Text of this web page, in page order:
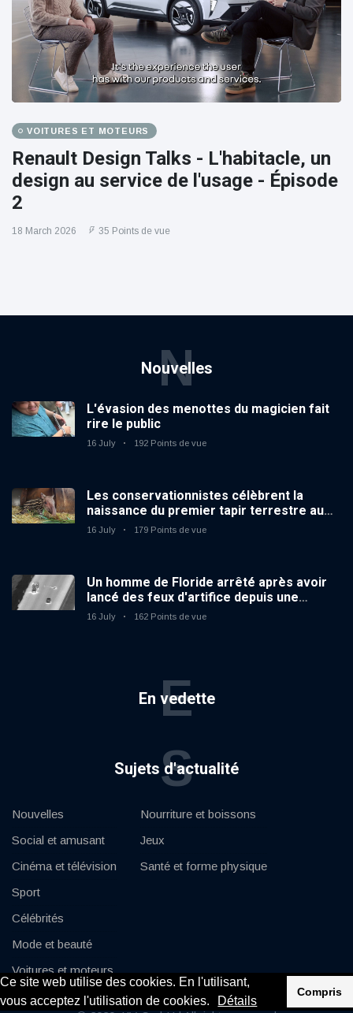
Ce site web utilise des cookies. En l'utilisant,
vous acceptez l'utilisation de cookies.
Détails
Compris
VOITURES ET MOTEURS
Renault Design Talks - L'habitacle, un
design au service de l'usage - Épisode
2
18 March 2026 35 Points de vue
Nouvelles
N
L'évasion des menottes du magicien fait
rire le public
16 July 192 Points de vue
Les conservationnistes célèbrent la
naissance du premier tapir terrestre au
zoo du Royaume-Uni depuis 14 ans
16 July 179 Points de vue
Un homme de Floride arrêté après avoir
lancé des feux d'artifice depuis une
voiture en mouvement
16 July 162 Points de vue
En vedette
E
Sujets d'actualité
S
Nouvelles
Social et amusant
Cinéma et télévision
Sport
Célébrités
Mode et beauté
Voitures et moteurs
Nourriture et boissons
Jeux
Santé et forme physique